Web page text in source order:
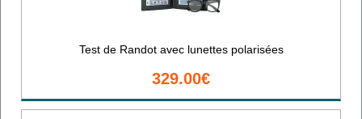
Test de Randot avec lunettes polarisées
329.00€